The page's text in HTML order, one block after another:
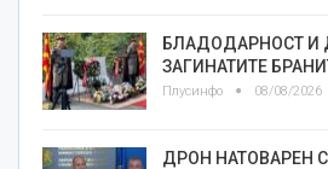
БЛАДОДАРНОСТ И
ЗАГИНАТИТЕ
Плусинфо 08/08/2026
ДРОН НАТОВАРЕН